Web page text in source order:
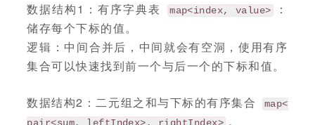
数据结构1：有序字典表 map<index, value>
：
储存每个下标的值。
逻辑：中间合并后，中间就会有空洞，使用有序
集合可以快速找到前一个与后一个的下标和值。
数据结构2：二元组之和与下标的有序集合
map<
。